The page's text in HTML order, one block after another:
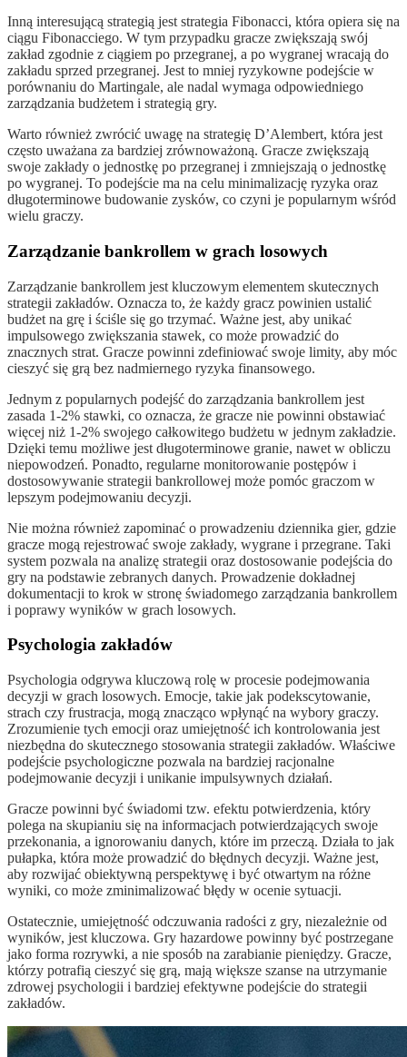
Inną interesującą strategią jest strategia Fibonacci, która opiera się na
ciągu Fibonacciego. W tym przypadku gracze zwiększają swój
zakład zgodnie z ciągiem po przegranej, a po wygranej wracają do
zakładu sprzed przegranej. Jest to mniej ryzykowne podejście w
porównaniu do Martingale, ale nadal wymaga odpowiedniego
zarządzania budżetem i strategią gry.
Warto również zwrócić uwagę na strategię D’Alembert, która jest
często uważana za bardziej zrównoważoną. Gracze zwiększają
swoje zakłady o jednostkę po przegranej i zmniejszają o jednostkę
po wygranej. To podejście ma na celu minimalizację ryzyka oraz
długoterminowe budowanie zysków, co czyni je popularnym wśród
wielu graczy.
Zarządzanie bankrollem w grach losowych
Zarządzanie bankrollem jest kluczowym elementem skutecznych
strategii zakładów. Oznacza to, że każdy gracz powinien ustalić
budżet na grę i ściśle się go trzymać. Ważne jest, aby unikać
impulsowego zwiększania stawek, co może prowadzić do
znacznych strat. Gracze powinni zdefiniować swoje limity, aby móc
cieszyć się grą bez nadmiernego ryzyka finansowego.
Jednym z popularnych podejść do zarządzania bankrollem jest
zasada 1-2% stawki, co oznacza, że gracze nie powinni obstawiać
więcej niż 1-2% swojego całkowitego budżetu w jednym zakładzie.
Dzięki temu możliwe jest długoterminowe granie, nawet w obliczu
niepowodzeń. Ponadto, regularne monitorowanie postępów i
dostosowywanie strategii bankrollowej może pomóc graczom w
lepszym podejmowaniu decyzji.
Nie można również zapominać o prowadzeniu dziennika gier, gdzie
gracze mogą rejestrować swoje zakłady, wygrane i przegrane. Taki
system pozwala na analizę strategii oraz dostosowanie podejścia do
gry na podstawie zebranych danych. Prowadzenie dokładnej
dokumentacji to krok w stronę świadomego zarządzania bankrollem
i poprawy wyników w grach losowych.
Psychologia zakładów
Psychologia odgrywa kluczową rolę w procesie podejmowania
decyzji w grach losowych. Emocje, takie jak podekscytowanie,
strach czy frustracja, mogą znacząco wpłynąć na wybory graczy.
Zrozumienie tych emocji oraz umiejętność ich kontrolowania jest
niezbędna do skutecznego stosowania strategii zakładów. Właściwe
podejście psychologiczne pozwala na bardziej racjonalne
podejmowanie decyzji i unikanie impulsywnych działań.
Gracze powinni być świadomi tzw. efektu potwierdzenia, który
polega na skupianiu się na informacjach potwierdzających swoje
przekonania, a ignorowaniu danych, które im przeczą. Działa to jak
pułapka, która może prowadzić do błędnych decyzji. Ważne jest,
aby rozwijać obiektywną perspektywę i być otwartym na różne
wyniki, co może zminimalizować błędy w ocenie sytuacji.
Ostatecznie, umiejętność odczuwania radości z gry, niezależnie od
wyników, jest kluczowa. Gry hazardowe powinny być postrzegane
jako forma rozrywki, a nie sposób na zarabianie pieniędzy. Gracze,
którzy potrafią cieszyć się grą, mają większe szanse na utrzymanie
zdrowej psychologii i bardziej efektywne podejście do strategii
zakładów.